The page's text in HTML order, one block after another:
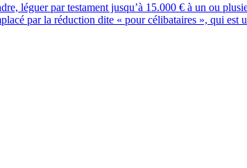
léguer par testament jusqu’à 15.000 € à un ou
par la réduction dite « pour célibataires », qui est